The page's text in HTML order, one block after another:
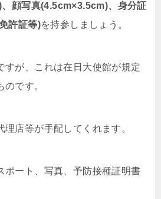
顔写真(4.5cm×3.5cm)、 身分証
許証等)を持参しましょう。
すが、これは在日大使館が規定
です。
店等が手配してくれます。
ポート、写真、予防接種証明書